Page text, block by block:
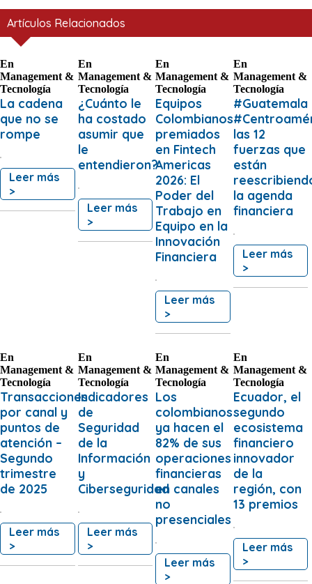
Artículos Relacionados
En
Management &
Tecnología
La cadena
que no se
rompe
Leer más
>
En
Management &
Tecnología
¿Cuánto le
ha costado
asumir que
le
entendieron?
Leer más
>
En
Management &
Tecnología
Equipos
Colombianos
premiados
en Fintech
Americas
2026: El
Poder del
Trabajo en
Equipo en la
Innovación
Financiera
Leer más
>
En
Management &
Tecnología
#Guatemala
las 12
fuerzas que
están
la agenda
financiera
Leer más
>
En
Management &
Tecnología
Transacciones
por canal y
puntos de
atención –
Segundo
trimestre
de 2025
Leer más
>
En
Management &
Tecnología
Indicadores
de
Seguridad
de la
Información
y
Ciberseguridad
Leer más
>
En
Management &
Tecnología
Los
colombianos
ya hacen el
82% de sus
operaciones
financieras
en canales
no
presenciales
Leer más
>
En
Management &
Tecnología
Ecuador, el
segundo
ecosistema
financiero
innovador
de la
región, con
13 premios
Leer más
>